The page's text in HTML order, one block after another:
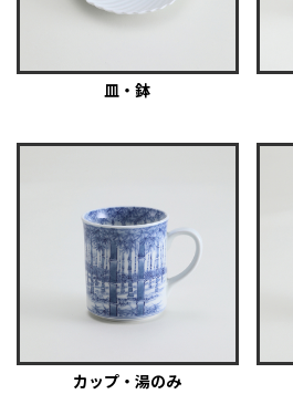
皿・鉢
カップ・湯のみ